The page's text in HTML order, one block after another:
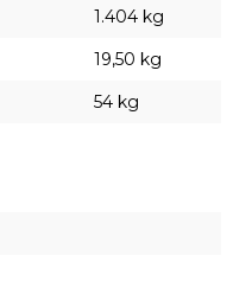
1.404 kg
19,50 kg
54 kg